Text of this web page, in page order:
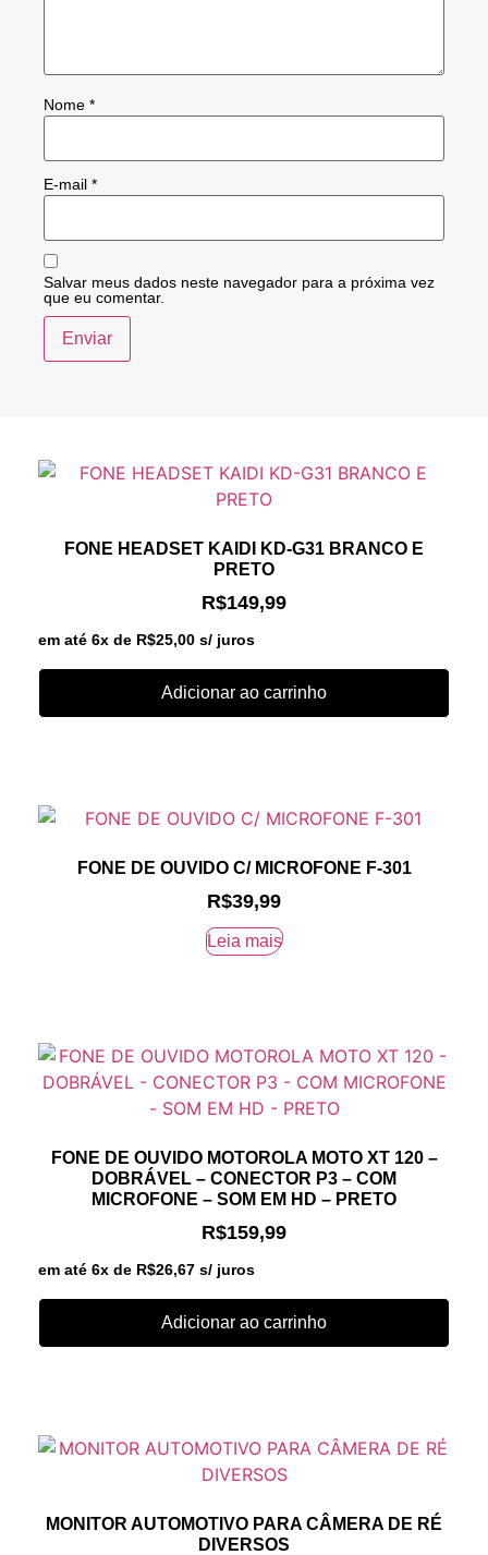
Nome *
E-mail *
Salvar meus dados neste navegador para a próxima vez
que eu comentar.
FONE HEADSET KAIDI KD-G31 BRANCO E
PRETO
R$149,99
em até 6x de R$25,00 s/ juros
Adicionar ao carrinho
FONE DE OUVIDO C/ MICROFONE F-301
R$39,99
Leia mais
FONE DE OUVIDO MOTOROLA MOTO XT 120 –
DOBRÁVEL – CONECTOR P3 – COM
MICROFONE – SOM EM HD – PRETO
R$159,99
em até 6x de R$26,67 s/ juros
Adicionar ao carrinho
MONITOR AUTOMOTIVO PARA CÂMERA DE RÉ
DIVERSOS